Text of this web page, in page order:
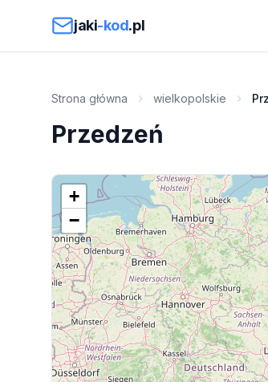
jaki-kod.pl
Strona główna wielkopolskie
Przedzeń
+
−